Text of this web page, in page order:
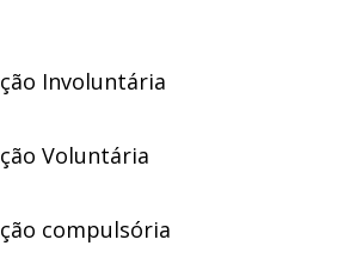
Involuntária
Voluntária
compulsória